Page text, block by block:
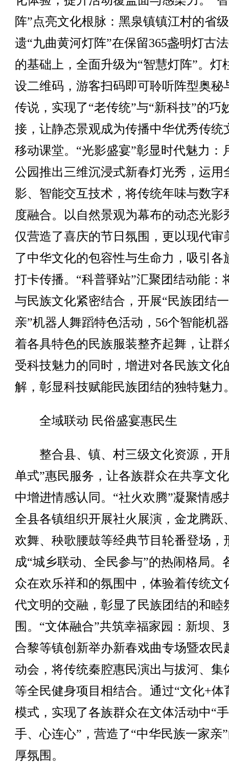
阵”点亮文化根脉：黑泉镇镇江村的省
遗“九曲黄河灯阵”在保留365盏明灯古
的基础上，全面升级为“智慧灯阵”。灯
设二维码，游客扫码即可聆听阵型奥秘
传说，实现了“老传统”与“新科技”的巧
接，让静态景观成为传播中华优秀传统
移动课堂。“光影盛宴”彰显时代魅力：
公园推出三维沉浸式新春灯光秀，运用
影、智能交互技术，将传统年味与数字
度融合。以自然景观为幕布的动态光影
仅营造了喜庆的节日氛围，更以现代审
了中华文化的包容性与生命力，吸引各
打卡传播。“科普驿站”汇聚团结动能：
与民族文化紧密结合，开展“民族团结
亲”机器人舞蹈特色活动，56个智能机
着各具特色的民族服装整齐起舞，让群
受科技魅力的同时，增进对各民族文化
解，彰显科技赋能民族团结的独特魅力
全域联动 民俗盛宴惠民生
整合县、镇、村三级文化资源，开
单式”惠民服务，让各族群众在共享文
中增进情感认同。“社火欢腾”凝聚情感
全县各镇组织开展社火展演，金龙腾跃
欢舞、秧歌腰鼓等经典节目轮番登场，
成“城乡联动、全民参与”的热闹格局。
众在欢乐祥和的氛围中，体验着传统文
代文明的交融，彰显了民族团结的和睦
围。“文体融合”共筑幸福家园：新坝、
合黎等镇创新举办新春戏曲专场暨农民
动会，将传统秦腔惠民演出与拔河、集
等全民健身项目相结合。通过“文化+体
模式，实现了各族群众在文体活动中“
手、心连心”，营造了“中华民族一家亲
厚氛围。